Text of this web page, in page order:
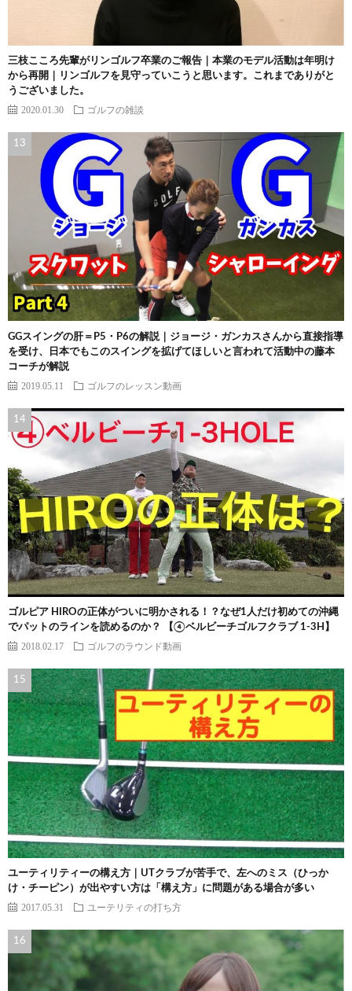
三枝こころ先輩がリンゴルフ卒業のご報告｜本業のモデル活動は年明け
から再開｜リンゴルフを見守っていこうと思います。これまでありがと
うございました。
2020.01.30 ゴルフの雑談
GGスイングの肝＝P5・P6の解説｜ジョージ・ガンカスさんから直接指導
を受け、日本でもこのスイングを拡げてほしいと言われて活動中の藤本
コーチが解説
2019.05.11 ゴルフのレッスン動画
ゴルピア HIROの正体がついに明かされる！？なぜ1人だけ初めての沖縄
でパットのラインを読めるのか？ 【④ベルビーチゴルフクラブ 1-3H】
2018.02.17 ゴルフのラウンド動画
ユーティリティーの構え方｜UTクラブが苦手で、左へのミス（ひっか
け・チーピン）が出やすい方は「構え方」に問題がある場合が多い
2017.05.31 ユーテリティの打ち方